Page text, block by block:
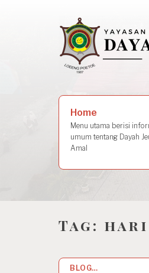
Home
Menu utama berisi
umum tentang Dayah
Amal
Tag: hari
BLOG…
23 OCT 2021